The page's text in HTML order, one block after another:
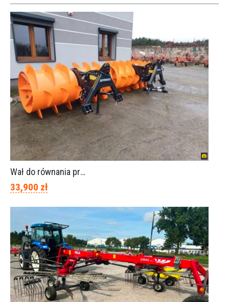
Wał do równania pryzm z kiszonką -TORNADO-SPAWEX
33,900 zł